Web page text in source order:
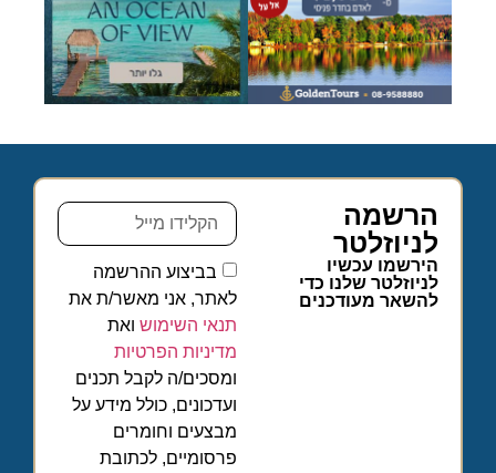
הרשמה
לניוזלטר
הירשמו עכשיו
לניוזלטר שלנו כדי
להשאר מעודכנים
בביצוע ההרשמה
לאתר, אני מאשר/ת את
תנאי השימוש ואת
מדיניות הפרטיות
ומסכים/ה לקבל תכנים
ועדכונים, כולל מידע על
מבצעים וחומרים
פרסומיים, לכתובת